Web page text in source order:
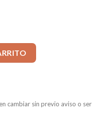
ER25 L=70 mm cantidad
cambiar sin previo aviso o ser